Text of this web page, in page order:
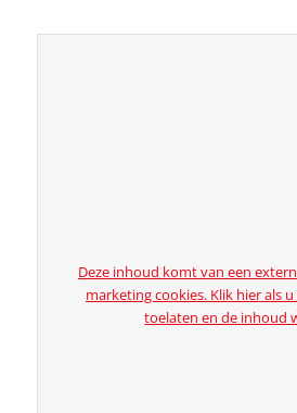
Deze inhoud komt van een
marketing cookies. Klik hier als
toelaten en de inhoud